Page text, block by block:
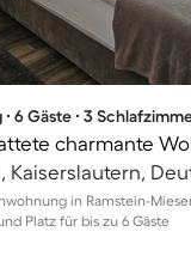
6 Gäste ∙ 3
Kaiserslautern,
in Ramstein-
Platz für bis zu 6 Gäste